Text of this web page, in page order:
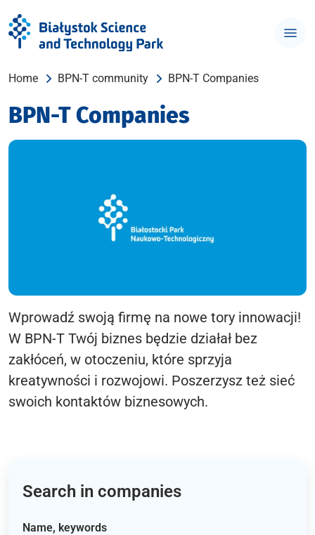
Home BPN-T community BPN-T Companies
BPN-T Companies
Wprowadź swoją firmę na nowe tory innowacji!
W BPN-T Twój biznes będzie działał bez
zakłóceń, w otoczeniu, które sprzyja
kreatywności i rozwojowi. Poszerzysz też sieć
swoich kontaktów biznesowych.
Search in companies
Name, keywords